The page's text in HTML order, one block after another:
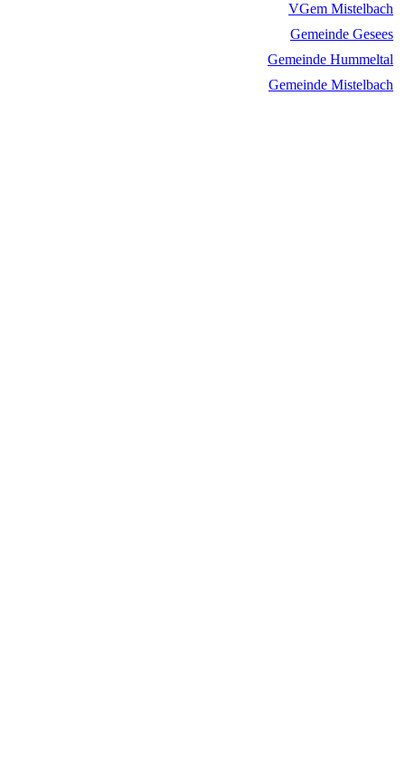
VGem Mistelbach
Gemeinde Gesees
Gemeinde Hummeltal
Gemeinde Mistelbach